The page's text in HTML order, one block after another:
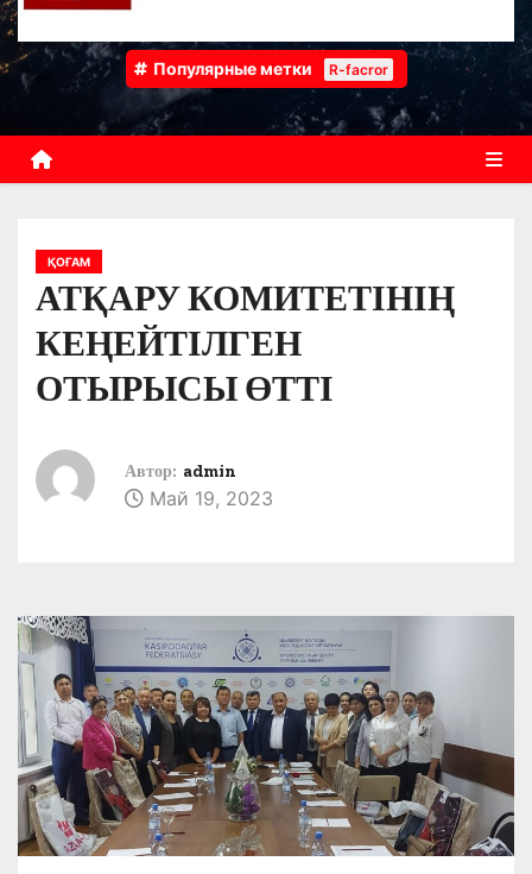
Популярные метки R-facror
ҚОҒАМ
АТҚАРУ КОМИТЕТІНІҢ
КЕҢЕЙТІЛГЕН
ОТЫРЫСЫ ӨТТІ
Автор: admin
Май 19, 2023